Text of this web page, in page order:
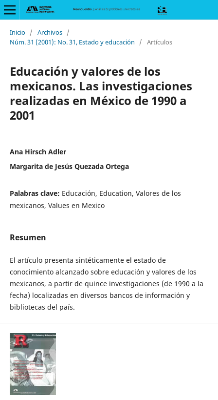
Inicio / Archivos /
Núm. 31 (2001): No. 31, Estado y educación
/ Artículos
Educación y valores de los
mexicanos. Las investigaciones
realizadas en México de 1990 a
2001
Ana Hirsch Adler
Margarita de Jesús Quezada Ortega
Palabras clave: Educación, Education, Valores de los
mexicanos, Values en Mexico
Resumen
El artículo presenta sintéticamente el estado de
conocimiento alcanzado sobre educación y valores de los
mexicanos, a partir de quince investigaciones (de 1990 a la
fecha) localizadas en diversos bancos de información y
bibliotecas del país.